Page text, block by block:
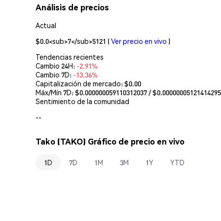
Análisis de precios
Actual
$0.0<sub>7</sub>5121 (Ver precio en vivo )
Tendencias recientes
Cambio 24H: -2.91%
Cambio 7D: -13.36%
Capitalización de mercado:$0.00
Máx/Mín 7D: $0.000000059110312037 / $
Sentimiento de la comunidad
--
Tako (TAKO) Gráfico de precio en vivo
1D 7D 1M 3M 1Y YTD